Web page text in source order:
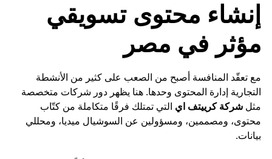
إنشاء محتوى تسويقي
مؤثر في مصر
مع تعقّد المنافسة أصبح من الصعب على كثير من الأنشطة
التجارية إدارة المحتوى وحدها. هنا يظهر دور شركات متخصصة
مثل شركة كرييتف اي التي تمتلك فرقًا متكاملة من كتّاب
محتوى، ومصممين، ومسؤولين عن السوشيال ميديا، ومحللي
بيانات.